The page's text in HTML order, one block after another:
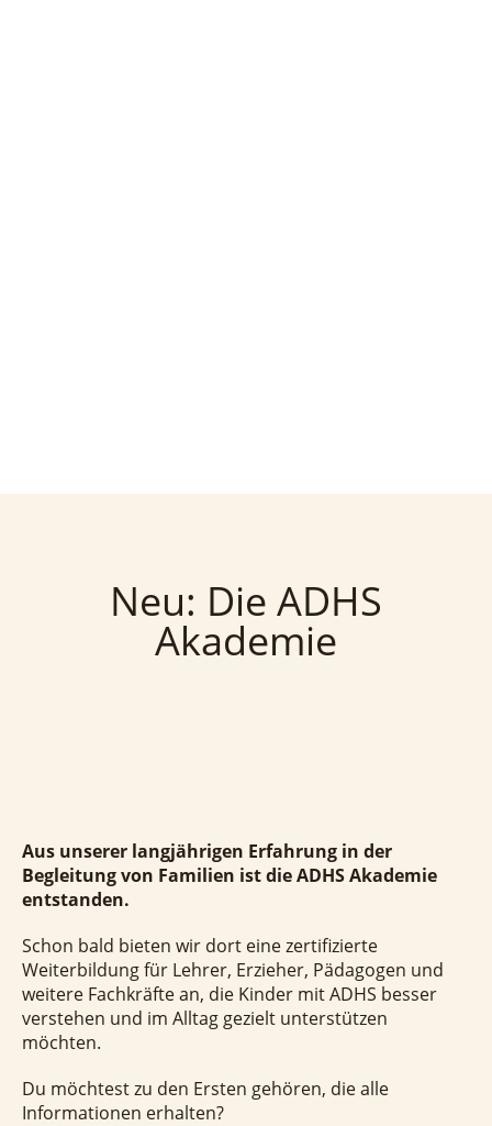
Neu: Die ADHS
Akademie
Aus unserer langjährigen Erfahrung in der
Begleitung von Familien ist die ADHS Akademie
entstanden.
Schon bald bieten wir dort eine zertifizierte
Weiterbildung für Lehrer, Erzieher, Pädagogen und
weitere Fachkräfte an, die Kinder mit ADHS besser
verstehen und im Alltag gezielt unterstützen
möchten.
Du möchtest zu den Ersten gehören, die alle
Informationen erhalten?